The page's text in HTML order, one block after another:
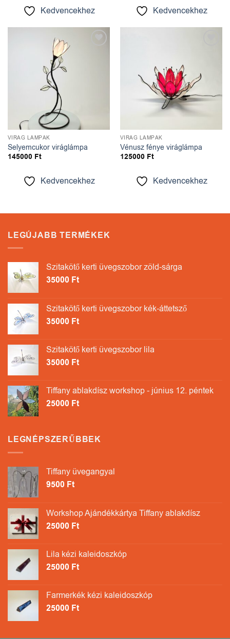
Kedvencekhez Kedvencekhez
Kedvencekhez
VIRÁG LÁMPÁK
Selyemcukor viráglámpa
145000 Ft
Kedvencekhez
VIRÁG LÁMPÁK
Vénusz fénye viráglámpa
125000 Ft
Kedvencekhez
LEGÚJABB TERMÉKEK
Szitakötő kerti üvegszobor zöld-sárga
35000 Ft
Szitakötő kerti üvegszobor kék-áttetsző
35000 Ft
Szitakötő kerti üvegszobor lila
35000 Ft
Tiffany ablakdísz workshop - június 12. péntek
25000 Ft
LEGNÉPSZERŰBBEK
Tiffany üvegangyal
9500 Ft
Workshop Ajándékkártya Tiffany ablakdísz
25000 Ft
Lila kézi kaleidoszkóp
25000 Ft
Farmerkék kézi kaleidoszkóp
25000 Ft